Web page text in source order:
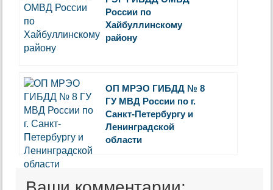
России по
Хайбуллинскому
району
ОП МРЭО ГИБДД № 8
ГУ МВД России по г.
Санкт-Петербургу и
Ленинградской
области